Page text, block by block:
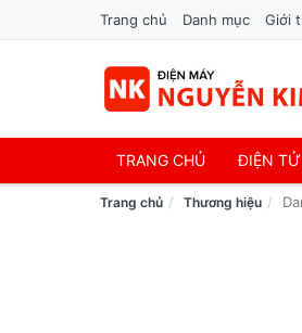
Trang chủ Danh mục Giới
TRANG CHỦ ĐIỆN
Trang chủ Thương hiệu